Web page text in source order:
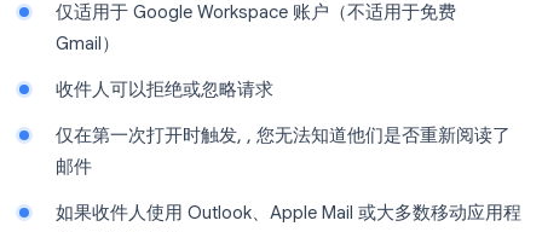
仅适用于 Google Workspace 账户（不适用于免费
Gmail）
收件人可以拒绝或忽略请求
仅在第一次打开时触发, , 您无法知道他们是否重新阅读了
邮件
如果收件人使用 Outlook、Apple Mail 或大多数移动应用程